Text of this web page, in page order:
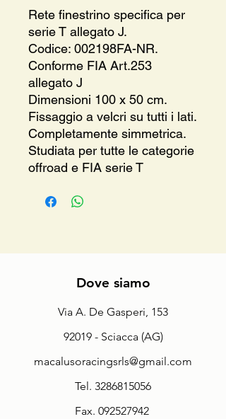
Rete finestrino specifica per
serie T allegato J.
Codice: 002198FA-NR.
Conforme FIA Art.253
allegato J
Dimensioni 100 x 50 cm.
Fissaggio a velcri su tutti i lati.
Completamente simmetrica.
Studiata per tutte le categorie
offroad e FIA serie T
Dove siamo
Via A. De Gasperi, 153
92019 - Sciacca (AG)
macalusoracingsrls@gmail.com
Tel. 3286815056
Fax. 092527942